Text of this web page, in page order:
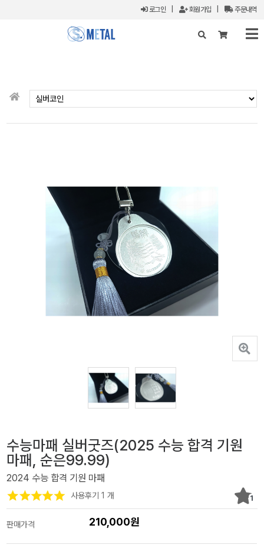
로그인| 회원가입 주문내역
수능마패 실버굿즈(2025 수능 합격 기원
마패, 순은99.99)
2024 수능 합격 기원 마패
사용후기 1 개 1
판매가격 210,000원